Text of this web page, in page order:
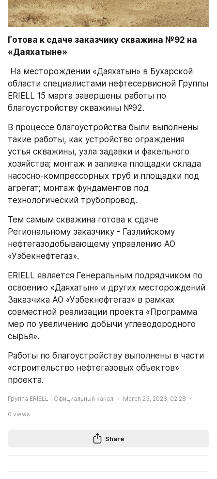
Готова к сдаче заказчику скважина №92 на
«Даяхатыне»
области специалистами нефтесервисной Группы
ERIELL 15 марта завершены работы по
благоустройству скважины №92.
В процессе благоустройства были выполнены
такие работы, как устройство ограждения
устья скважины, узла задавки и факельного
хозяйства; монтаж и заливка площадки склада
насосно-компрессорных труб и площадки под
агрегат; монтаж фундаментов под
технологический трубопровод.
Тем самым скважина готова к сдаче
Региональному заказчику - Газлийскому
нефтегазодобывающему управлению АО
«Узбекнефтегаз».
ERIELL является Генеральным подрядчиком по
освоению «Даяхатын» и других месторождений
Заказчика АО «Узбекнефтегаз» в рамках
совместной реализации проекта «Программа
мер по увеличению добычи углеводородного
сырья».
Работы по благоустройству выполнены в части
«строительство нефтегазовых объектов»
проекта.
Группа ERIELL | Официальный канал March 23, 2023, 02:28
0 views
Share